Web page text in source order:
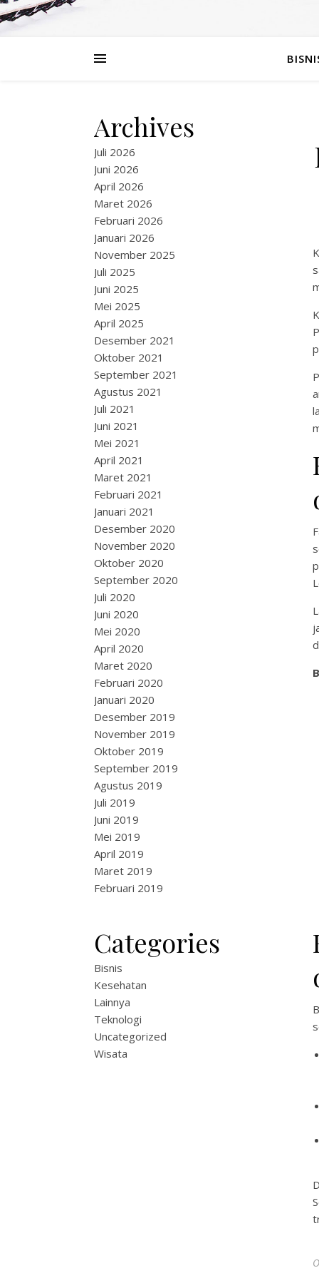
Archives
Juli 2026
Juni 2026
April 2026
Maret 2026
Februari 2026
Januari 2026
November 2025
Juli 2025
Juni 2025
Mei 2025
April 2025
Desember 2021
Oktober 2021
September 2021
Agustus 2021
Juli 2021
Juni 2021
Mei 2021
April 2021
Maret 2021
Februari 2021
Januari 2021
Desember 2020
November 2020
Oktober 2020
September 2020
Juli 2020
Juni 2020
Mei 2020
April 2020
Maret 2020
Februari 2020
Januari 2020
Desember 2019
November 2019
Oktober 2019
September 2019
Agustus 2019
Juli 2019
Juni 2019
Mei 2019
April 2019
Maret 2019
Februari 2019
Categories
Bisnis
Kesehatan
Lainnya
Teknologi
Uncategorized
Wisata